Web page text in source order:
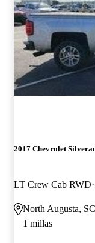
2017 Chevrolet
LT Crew Cab RWD
North Augusta, SC
1 millas